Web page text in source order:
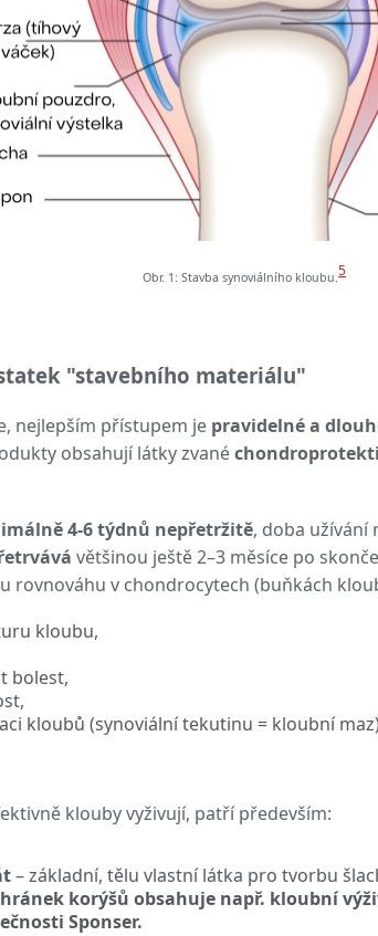
Obr. 1: Stavba synoviálního kloubu.5
"stavebního materiálu"
nejlepším přístupem je pravidelné a
obsahují látky zvané
4-6 týdnů nepřetržitě, doba užívání
většinou ještě 2–3 měsíce po
rovnováhu v chondrocytech (buňkách
kloubu,
bolest,
kloubů (synoviální tekutinu = kloubní
klouby vyživují, patří především:
– základní, tělu vlastní látka pro tvorbu
korýšů obsahuje např. kloubní
Sponser.